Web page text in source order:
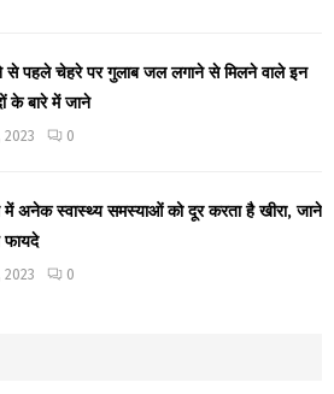
से पहले चेहरे पर गुलाब जल लगाने से मिलने वाले इन
के बारे में जाने
2023 0
अनेक स्वास्थ्य समस्याओं को दूर करता है खीरा, जाने
2023 0